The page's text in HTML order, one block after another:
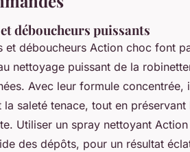
déboucheurs puissants
et déboucheurs Action choc font
nettoyage puissant de la
Avec leur formule concentrée,
saleté tenace, tout en
Utiliser un spray nettoyant
des dépôts, pour un résultat